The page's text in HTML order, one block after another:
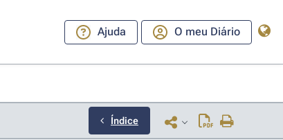
Ajuda O meu Diário
Índice